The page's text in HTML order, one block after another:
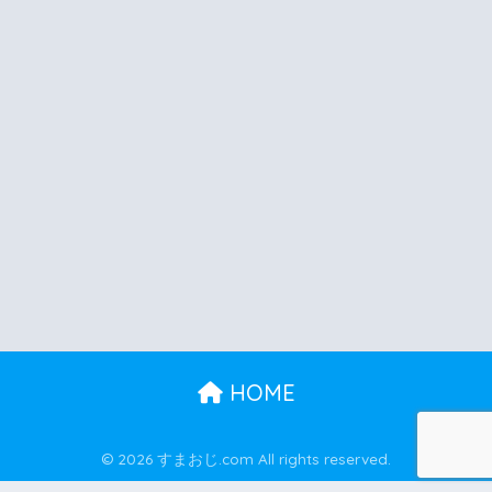
HOME
© 2026 すまおじ.com All rights reserved.